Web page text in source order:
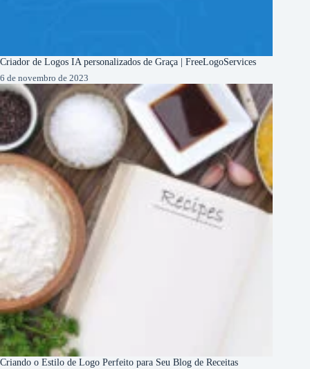
Criador de Logos IA personalizados de Graça | FreeLogoServices
6 de novembro de 2023
Criando o Estilo de Logo Perfeito para Seu Blog de Receitas